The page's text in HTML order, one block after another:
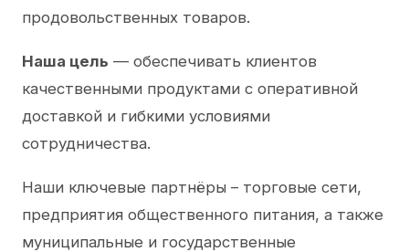
продовольственных товаров.
Наша цель — обеспечивать клиентов
качественными продуктами с оперативной
доставкой и гибкими условиями
сотрудничества.
Наши ключевые партнёры – торговые сети,
предприятия общественного питания, а также
муниципальные и государственные